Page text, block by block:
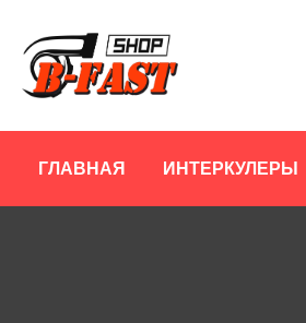
ГЛАВНАЯ ИНТЕРКУЛЕРЫ